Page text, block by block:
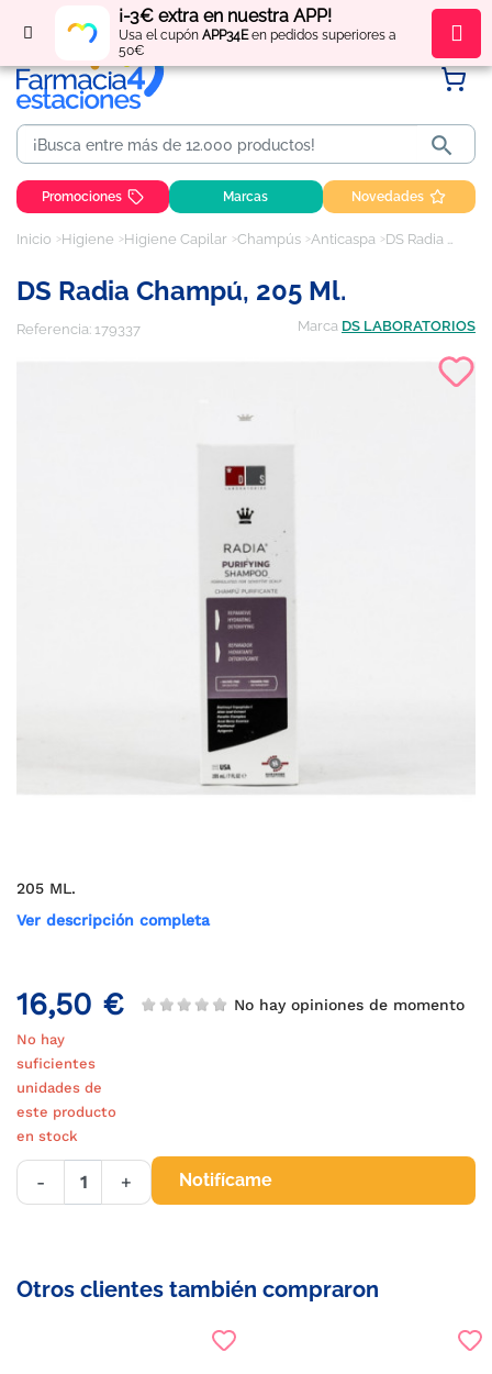
¡-3€ extra en nuestra APP!
Usa el cupón APP34Een pedidos superiores a
50€
Regístratey obténpuntos por tus compras

Promociones Marcas Novedades
Inicio Higiene Higiene Capilar Champús Anticaspa DS Radia Champú, 205 ml.
DS Radia Champú, 205 Ml.
Referencia: 179337 Marca DS LABORATORIOS
205 ML.
Ver descripción completa
16,50 € No hay opiniones de momento
No hay
suficientes
unidades de
este producto
en stock
- + Notifícame
Otros clientes también compraron